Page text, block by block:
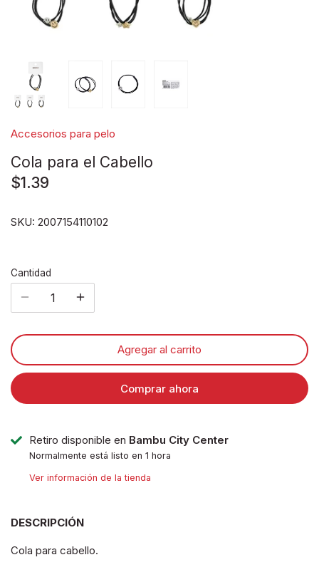
Accesorios para pelo
Cola para el Cabello
$1.39
SKU: 2007154110102
Cantidad
Agregar al carrito
Comprar ahora
Retiro disponible en Bambu City Center
Normalmente está listo en 1 hora
Ver información de la tienda
DESCRIPCIÓN
Cola para cabello.
Disney pixar
Blind boxes